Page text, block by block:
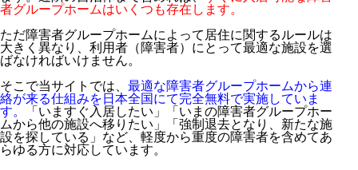
者グループホームはいくつも存在します。
ただ障害者グループホームによって居住に関するルールは
大きく異なり、利用者（障害者）にとって最適な施設を選
ばなければいけません。
そこで当サイトでは、 最適な障害者グループホームから連
絡が来る仕組みを日本全国にて完全無料で実施していま
す。
「いますぐ入居したい」「いまの障害者グループホー
ムから他の施設へ移りたい」「強制退去となり、新たな施
設を探している」など、軽度から重度の障害者を含めてあ
らゆる方に対応しています。
課税所得の対象外（非課税収入）であり、確定申告は
不要
役所で申請し、医師による診断書を提出する